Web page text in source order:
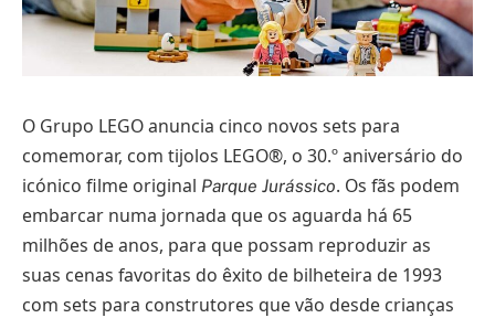
O Grupo LEGO anuncia cinco novos sets para
comemorar, com tijolos LEGO®, o 30.º aniversário do
icónico filme original Parque Jurássico. Os fãs podem
embarcar numa jornada que os aguarda há 65
milhões de anos, para que possam reproduzir as
suas cenas favoritas do êxito de bilheteira de 1993
com sets para construtores que vão desde crianças